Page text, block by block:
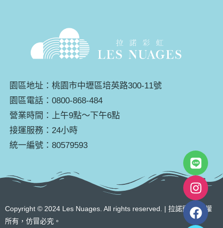
園區地址：桃園市中壢區培英路300-11號
園區電話：0800-868-484
營業時間：上午9點～下午6點
接運服務：24小時
統一編號：80579593
Copyright © 2024 Les Nuages. All rights reserved. | 拉諾寵物 版權
所有，仿冒必究。